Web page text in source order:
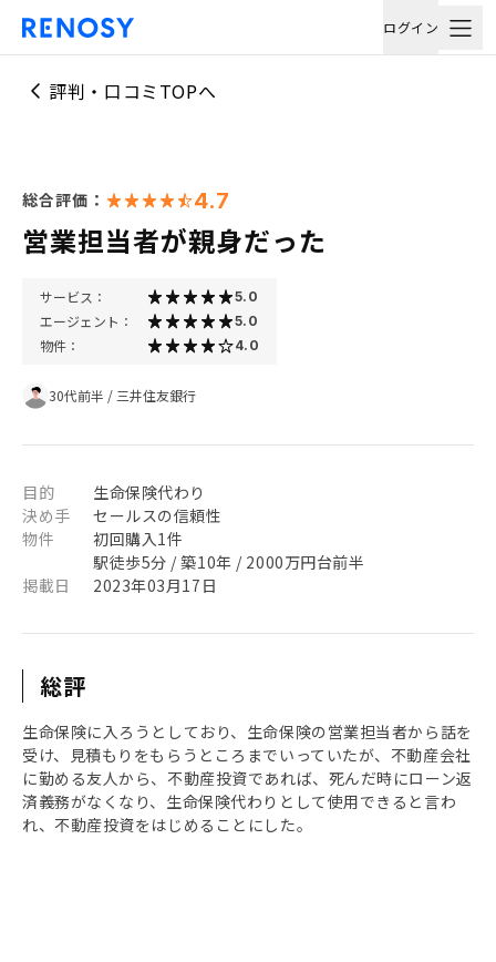
ログイン
評判・口コミTOPへ
総合評価： 4.7
営業担当者が親身だった
サービス： 5.0
エージェント： 5.0
物件： 4.0
30代前半 / 三井住友銀行
目的
生命保険代わり
決め手
セールスの信頼性
物件
初回購入1件
駅徒歩5分 / 築10年 / 2000万円台前半
掲載日
2023年03月17日
総評
生命保険に入ろうとしており、生命保険の営業担当者から話を
受け、見積もりをもらうところまでいっていたが、不動産会社
に勤める友人から、不動産投資であれば、死んだ時にローン返
済義務がなくなり、生命保険代わりとして使用できると言わ
れ、不動産投資をはじめることにした。